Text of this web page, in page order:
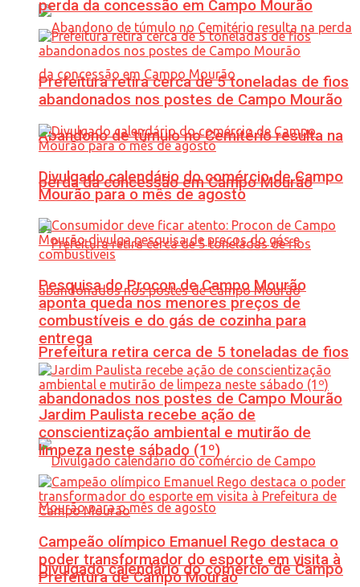
Abandono de túmulo no Cemitério resulta na
perda da concessão em Campo Mourão
Prefeitura retira cerca de 5 toneladas de fios
abandonados nos postes de Campo Mourão
Divulgado calendário do comércio de Campo
perda da concessão em Campo Mourão
Prefeitura retira cerca de 5 toneladas de fios
abandonados nos postes de Campo Mourão
Divulgado calendário do comércio de Campo
Mourão para o mês de agosto
Pesquisa do Procon de Campo Mourão
aponta queda nos menores preços de
combustíveis e do gás de cozinha para
entrega
Jardim Paulista recebe ação de
conscientização ambiental e mutirão de
limpeza neste sábado (1º)
Campeão olímpico Emanuel Rego destaca o
poder transformador do esporte em visita à
Prefeitura de Campo Mourão